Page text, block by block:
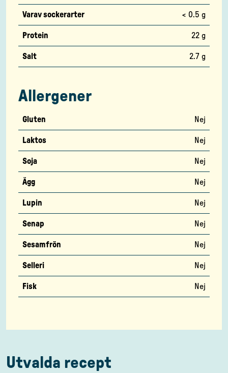
Varav sockerarter < 0.5 g
Protein 22 g
Salt 2.7 g
Allergener
Gluten Nej
Laktos Nej
Soja Nej
Ägg Nej
Lupin Nej
Senap Nej
Sesamfrön Nej
Selleri Nej
Fisk Nej
Utvalda recept